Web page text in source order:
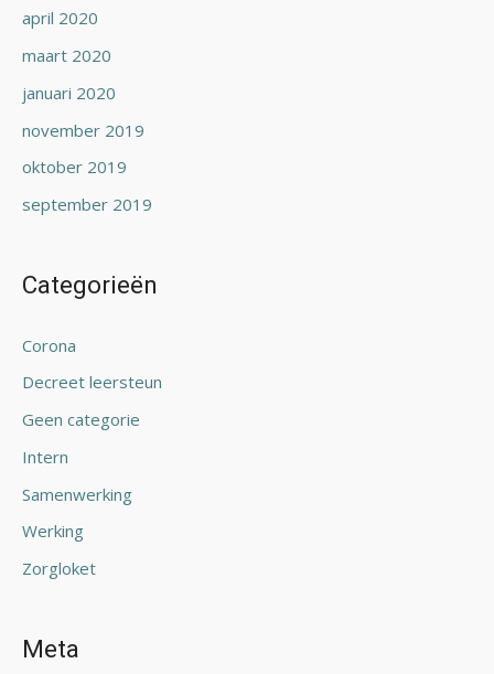
april 2020
maart 2020
januari 2020
november 2019
oktober 2019
september 2019
Categorieën
Corona
Decreet leersteun
Geen categorie
Intern
Samenwerking
Werking
Zorgloket
Meta